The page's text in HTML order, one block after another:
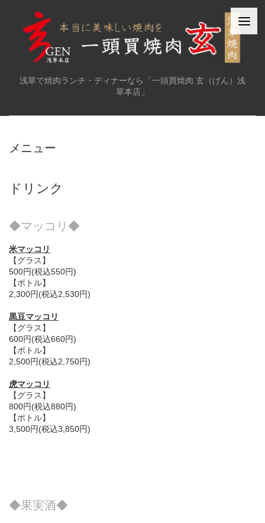
浅草で焼肉ランチ・ディナーなら「一頭買焼肉 玄（げん）浅
草本店」
メニュー
ドリンク
◆マッコリ◆
米マッコリ
【グラス】
500円(税込550円)
【ボトル】
2,300円(税込2,530円)
黒豆マッコリ
【グラス】
600円(税込660円)
【ボトル】
2,500円(税込2,750円)
虎マッコリ
【グラス】
800円(税込880円)
【ボトル】
3,500円(税込3,850円)
◆果実酒◆